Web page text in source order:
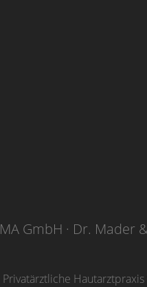
GmbH · Dr. Mader
Privatärztliche Hautarztpraxis